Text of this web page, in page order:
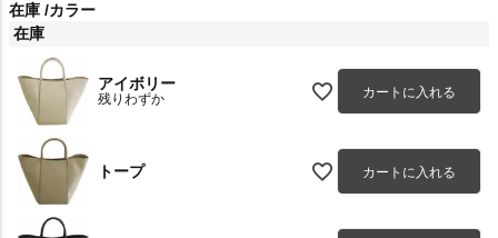
在庫 カラー
在庫
アイボリー
残りわずか カートに入れる
トープ カートに入れる